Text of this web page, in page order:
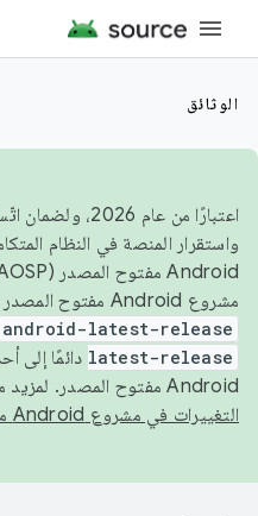
الوثائق
اعتبارًا من عام
واستقرار المنصة في النظام
مشروع Android مفتوح المصدر والمساهمة فيه، استخدِم
android-latest-release
latest-release دائمًا إلى
Android مفتوح المصدر. لمزيد من المعلومات، يُرجى الاطّلاع على
التغييرات في مشروع Android مفتوح المصدر